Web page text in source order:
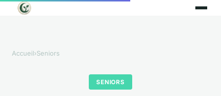
Accueil›Seniors
SENIORS